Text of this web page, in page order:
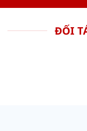
ĐỐI